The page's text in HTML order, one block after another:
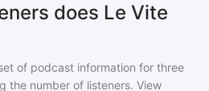
does Le Vite
of podcast information for three
the number of listeners. View